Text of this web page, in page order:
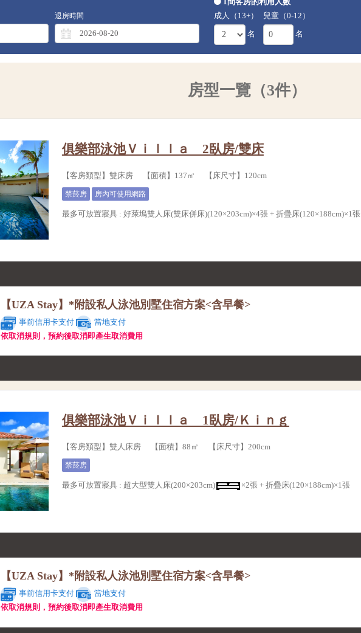
退房時間
成人（13+）
名
兒童（0-12）
名
房型一覽（3件）
俱樂部泳池Ｖｉｌｌａ 2臥房/雙床
【客房類型】雙床房 【面積】137㎡ 【床尺寸】120cm
禁菸房 房內可使用網路
最多可放置寢具: 好萊塢雙人床(雙床併床)(120×203cm)×4張 + 折疊床(120×188cm)×1張
【UZA Stay】*附設私人泳池別墅住宿方案<含早餐>
事前信用卡支付
當地支付
依取消規則，預約後取消即產生取消費用
俱樂部泳池Ｖｉｌｌａ 1臥房/Ｋｉｎｇ
【客房類型】雙人床房 【面積】88㎡ 【床尺寸】200cm
禁菸房
最多可放置寢具: 超大型雙人床(200×203cm) ×2張 + 折疊床(120×188cm)×1張
【UZA Stay】*附設私人泳池別墅住宿方案<含早餐>
事前信用卡支付
當地支付
依取消規則，預約後取消即產生取消費用